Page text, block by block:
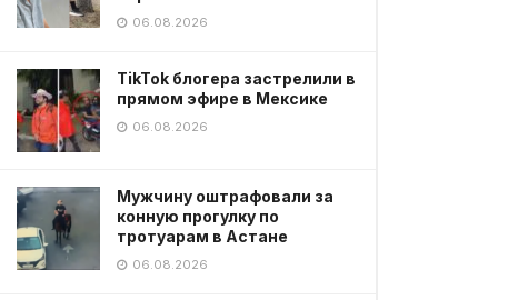
06.08.2026
TikTok блогера застрелили в
прямом эфире в Мексике
06.08.2026
Мужчину оштрафовали за
конную прогулку по
тротуарам в Астане
06.08.2026